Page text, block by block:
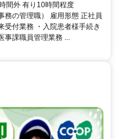
間外 有り10時間程度
務の管理職） 雇用形態 正社員
受付業務 ・入院患者様手続き
事課職員管理業務 ...